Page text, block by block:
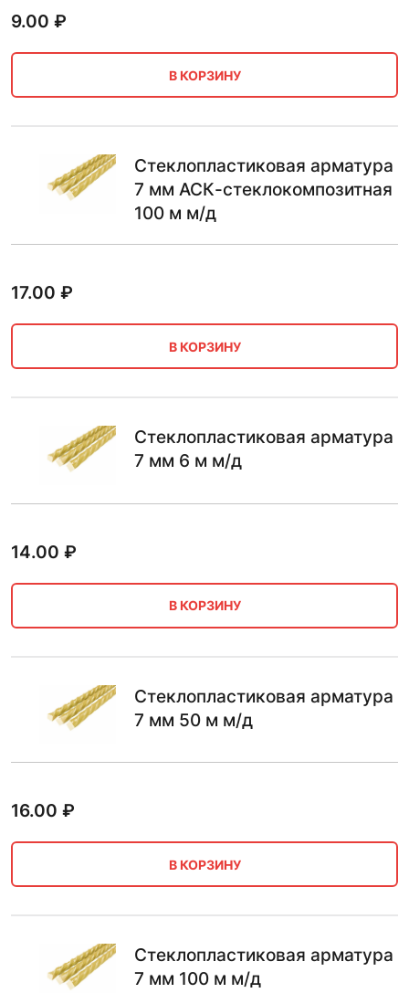
9.00 ₽
В КОРЗИНУ
Стеклопластиковая арматура
7 мм АСК-стеклокомпозитная
100 м м/д
17.00 ₽
В КОРЗИНУ
Стеклопластиковая арматура
7 мм 6 м м/д
14.00 ₽
В КОРЗИНУ
Стеклопластиковая арматура
7 мм 50 м м/д
16.00 ₽
В КОРЗИНУ
Стеклопластиковая арматура
7 мм 100 м м/д